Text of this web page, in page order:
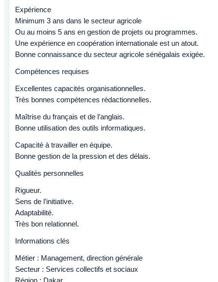
Expérience
Minimum 3 ans dans le secteur agricole
Ou au moins 5 ans en gestion de projets ou programmes.
Une expérience en coopération internationale est un atout.
Bonne connaissance du secteur agricole sénégalais exigée.
Compétences requises
Excellentes capacités organisationnelles.
Très bonnes compétences rédactionnelles.
Maîtrise du français et de l’anglais.
Bonne utilisation des outils informatiques.
Capacité à travailler en équipe.
Bonne gestion de la pression et des délais.
Qualités personnelles
Rigueur.
Sens de l’initiative.
Adaptabilité.
Très bon relationnel.
Informations clés
Métier : Management, direction générale
Secteur : Services collectifs et sociaux
Région : Dakar